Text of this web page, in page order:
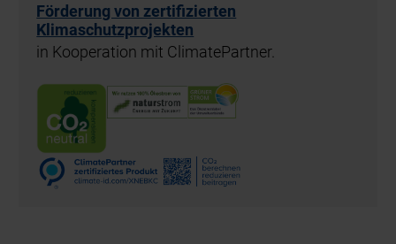
Förderung von zertifizierten
Klimaschutzprojekten
in Kooperation mit ClimatePartner.